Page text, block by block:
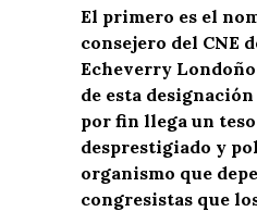
El primero es el
consejero del CNE
Echeverry
de esta
por fin llega un teso
desprestigiado y
organismo que
congresistas que